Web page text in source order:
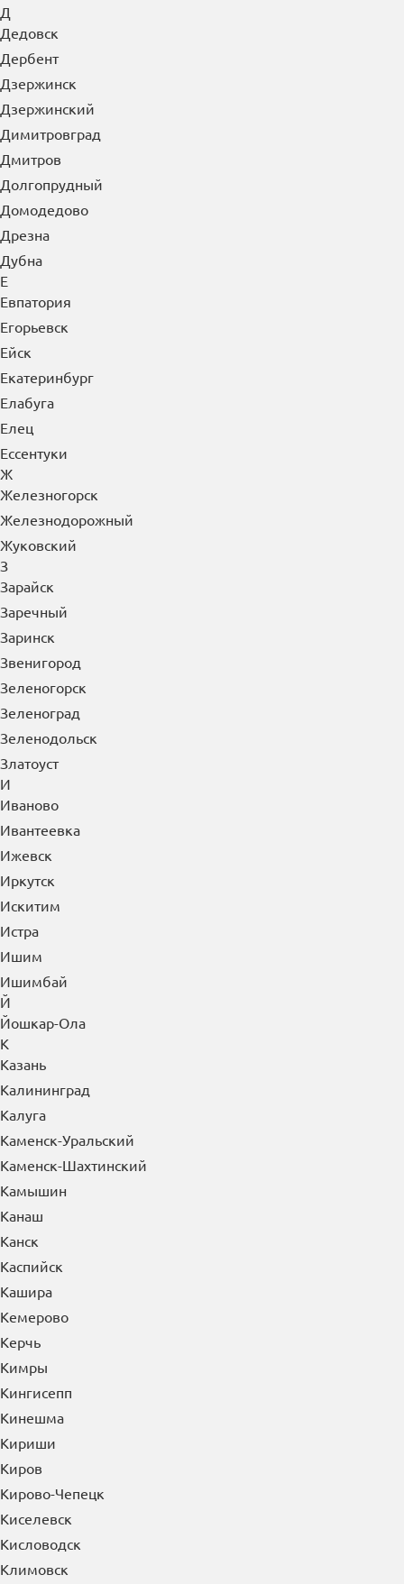
Д
Дедовск
Дербент
Дзержинск
Дзержинский
Димитровград
Дмитров
Долгопрудный
Домодедово
Дрезна
Дубна
Е
Евпатория
Егорьевск
Ейск
Екатеринбург
Елабуга
Елец
Ессентуки
Ж
Железногорск
Железнодорожный
Жуковский
З
Зарайск
Заречный
Заринск
Звенигород
Зеленогорск
Зеленоград
Зеленодольск
Златоуст
И
Иваново
Ивантеевка
Ижевск
Иркутск
Искитим
Истра
Ишим
Ишимбай
Й
Йошкар-Ола
К
Казань
Калининград
Калуга
Каменск-Уральский
Каменск-Шахтинский
Камышин
Канаш
Канск
Каспийск
Кашира
Кемерово
Керчь
Кимры
Кингисепп
Кинешма
Кириши
Киров
Кирово-Чепецк
Киселевск
Кисловодск
Климовск